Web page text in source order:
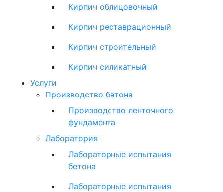
Кирпич облицовочный
Кирпич реставрационный
Кирпич строительный
Кирпич силикатный
Услуги
Производство бетона
Производство ленточного
фундамента
Лаборатория
Лабораторные испытания
бетона
Лабораторные испытания